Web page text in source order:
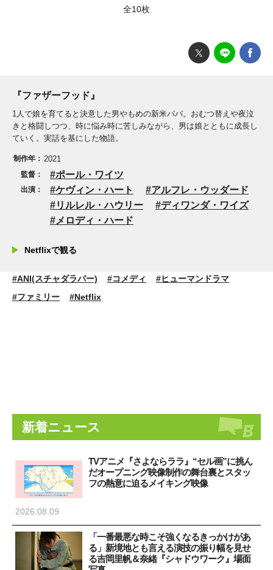
全10枚
『ファザーフッド』
1人で娘を育てると決意した男やもめの新米パパ。おむつ替えや夜泣
きと格闘しつつ、時に悩み時に苦しみながら、男は娘とともに成長し
ていく。実話を基にした物語。
制作年： 2021
監督： ポール・ワイツ
出演： ケヴィン・ハート
アルフレ・ウッダード
リルレル・ハウリー
ディワンダ・ワイズ
メロディ・ハード
Netflixで観る
#ANI(スチャダラパー) #コメディ
#ヒューマンドラマ
#ファミリー
#Netflix
新着ニュース
TVアニメ『さよならララ』“セル画”に挑ん
だオープニング映像制作の舞台裏とスタッ
フの熱意に迫るメイキング映像
2026.08.09
「一番最悪な時こそ強くなるきっかけがあ
る」新境地とも言える演技の振り幅を見せ
る吉岡里帆＆奈緒『シャドウワーク』場面